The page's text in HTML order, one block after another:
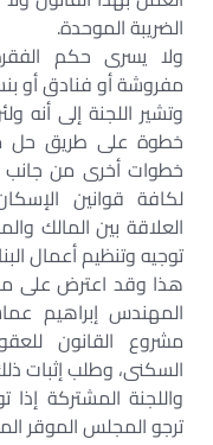
الضريبة الموحدة.
ولا يسرى حكم
مفروشة أو فنادق أو
وتشير اللجنة إلى
خطوة على طريق حل
خطوات أخرى من جانب
لكافة قوانين
العلاقة بين المالك
توجيه وتنظيم أعمال
هذا وقد اعترض على
المهندس إبراهيم
مشروع القانون
السكنى، وطلب إثبات
واللجنة المشتركة
ترجو المجلس الموقر